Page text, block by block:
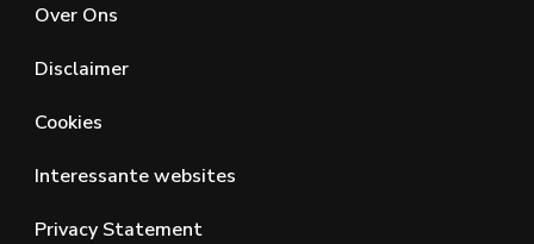
Over Ons
Disclaimer
Cookies
Interessante websites
Privacy Statement